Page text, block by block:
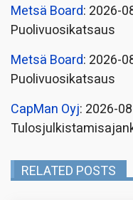
Metsä Board: 2026-
Puolivuosikatsaus
Metsä Board: 2026-
Puolivuosikatsaus
CapMan Oyj: 2026-
RELATED POSTS